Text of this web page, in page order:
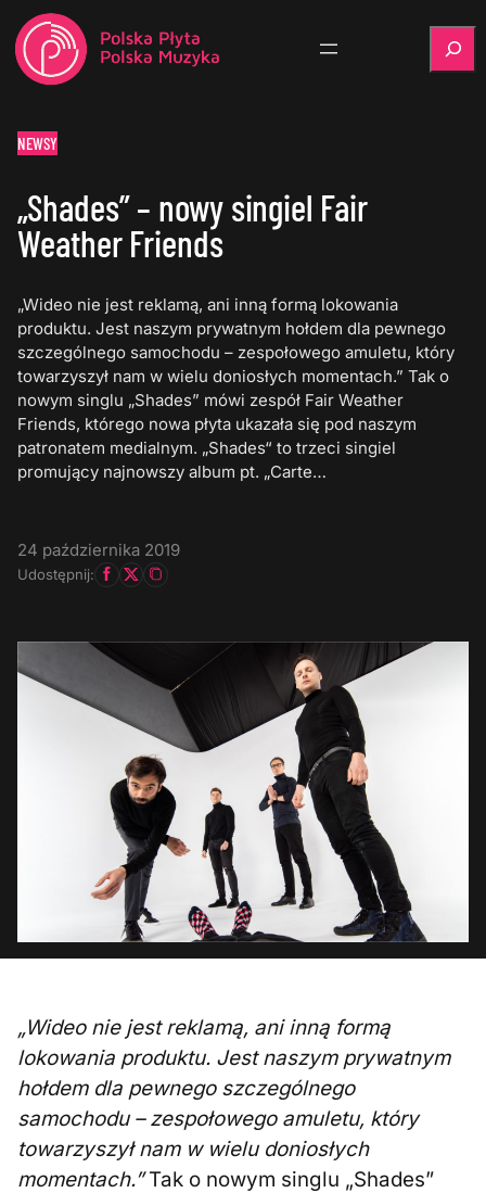
NEWSY
„Shades” – nowy singiel Fair
Weather Friends
„Wideo nie jest reklamą, ani inną formą lokowania
produktu. Jest naszym prywatnym hołdem dla pewnego
szczególnego samochodu – zespołowego amuletu, który
towarzyszył nam w wielu doniosłych momentach.” Tak o
nowym singlu „Shades” mówi zespół Fair Weather
Friends, którego nowa płyta ukazała się pod naszym
patronatem medialnym. „Shades“ to trzeci singiel
promujący najnowszy album pt. „Carte…
24 października 2019
Udostępnij:
„Wideo nie jest reklamą, ani inną formą
lokowania produktu. Jest naszym prywatnym
hołdem dla pewnego szczególnego
samochodu – zespołowego amuletu, który
towarzyszył nam w wielu doniosłych
momentach.”Tak o nowym singlu „Shades”